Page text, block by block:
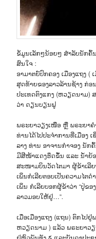
ຂໍ້ມູນເລັກໆນ້ອຍໆ ສຳລັບນັກ
ສົນໃຈ :
ອາມາຕຍ໌ປົກຄອງ ເມືອງແຖງ (
ສຸດທ້າຍຂອງລາວລ້ານຊ້າງ ກ່
ປະເທດຕົງແກງ (ຫວຽດນາມ)
ວ່າ ດຽນບຽນຟູ
ພຣະຍາວຽງເໜືອ ຫຼື ພຣະຍາ
ທ່ານໄດ້ໄປປະຈຳການທີ່ເມືອງ
ລາງ ທ່ານ ອາຈານກຳຈອງ ນັ
ມີສີໜ້າແດງຮຶດຂຶ້ນ ແລະ ນ້ຳຍ້
ສະໜາມບິນວັດໄຕມາ ຜູ້ຂ້າເລີ
ເພິ່ນກໍ່ເລີຍຕອບເປັນຄວາມໄຕ
ເພິ່ນ ກໍ່ເລີຍບອກຜູ້ຂ້າວ່າ “ປູ່ຂ
ລາວມອບໃຫ້ຢູ່…”.
ເມື່ອເມືອງແຖງ (ແຖນ) ຕົກໄປ
ຫວຽດນາມ ) ແລ້ວ ພຣະຍາວ